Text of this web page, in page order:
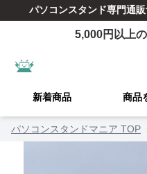
パソコンスタンド専門通
5,000円以上
新着商品 商品
パソコンスタンドマニア TOP